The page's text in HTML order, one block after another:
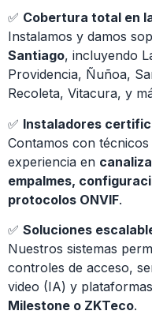
✅ Cobertura total en
Instalamos y damos
Santiago, incluyendo
Providencia, Ñuñoa,
Recoleta, Vitacura, y
✅ Instaladores
Contamos con
experiencia en
empalmes,
protocolos ONVIF.
✅ Soluciones
Nuestros sistemas
controles de acceso,
video (IA) y
Milestone o ZKTeco.